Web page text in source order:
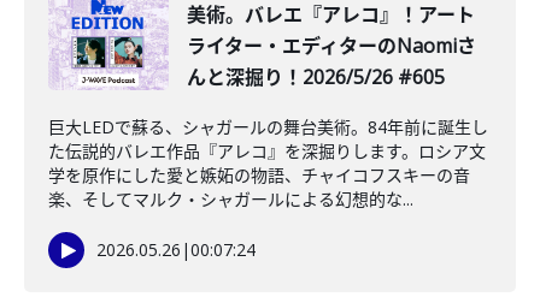
美術。バレエ『アレコ』！アート
ライター・エディターのNaomiさ
んと深掘り！2026/5/26 #605
巨大LEDで蘇る、シャガールの舞台美術。84年前に誕生し
た伝説的バレエ作品『アレコ』を深掘りします。ロシア文
学を原作にした愛と嫉妬の物語、チャイコフスキーの音
楽、そしてマルク・シャガールによる幻想的な...
2026.05.26 |00:07:24